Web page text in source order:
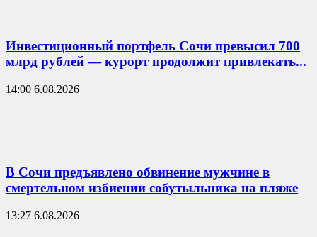
Инвестиционный портфель Сочи превысил 700
млрд рублей — курорт продолжит привлекать...
14:00 6.08.2026
В Сочи предъявлено обвинение мужчине в
смертельном избиении собутыльника на пляже
13:27 6.08.2026